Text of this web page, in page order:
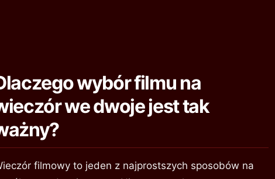
wybór filmu na
we dwoje jest tak
filmowy to jeden z najprostszych sposobów na